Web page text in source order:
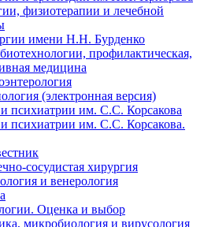
физиотерапии и лечебной
имени Н.Н. Бурденко
профилактическая,
медицина
(электронная версия)
психиатрии им. С.С. Корсакова
психиатрии им. С.С. Корсакова.
сосудистая хирургия
и венерология
Оценка и выбор
микробиология и вирусология